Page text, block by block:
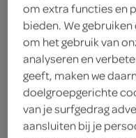
Fritz limo
om extra functies en
bieden. We
om het gebruik van
analyseren en
geeft, maken we
doelgroepgerichte
van je surfgedrag
aansluiten bij je